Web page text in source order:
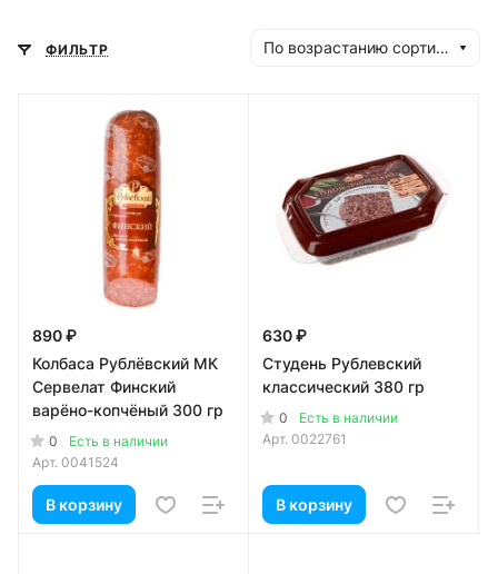
ФИЛЬТР По возрастанию сортировки
890 ₽
Колбаса Рублёвский МК
Сервелат Финский
варёно-копчёный 300 гр
0
Есть в наличии
Арт. 0041524
В корзину
630 ₽
Студень Рублевский
классический 380 гр
0
Есть в наличии
Арт. 0022761
В корзину